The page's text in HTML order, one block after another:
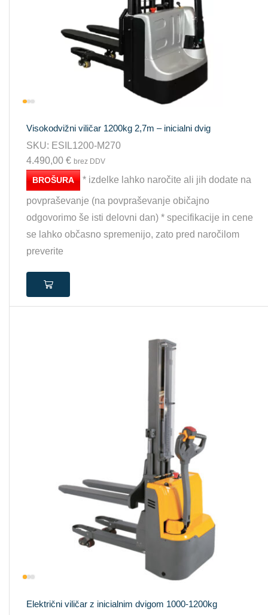
Visokodvižni viličar 1200kg 2,7m – inicialni dvig
SKU: ESIL1200-M270
4.490,00 € brez DDV
BROŠURA * izdelke lahko naročite ali jih dodate na
povpraševanje (na povpraševanje običajno
odgovorimo še isti delovni dan) * specifikacije in cene
se lahko občasno spremenijo, zato pred naročilom
preverite
Električni viličar z inicialnim dvigom 1000-1200kg